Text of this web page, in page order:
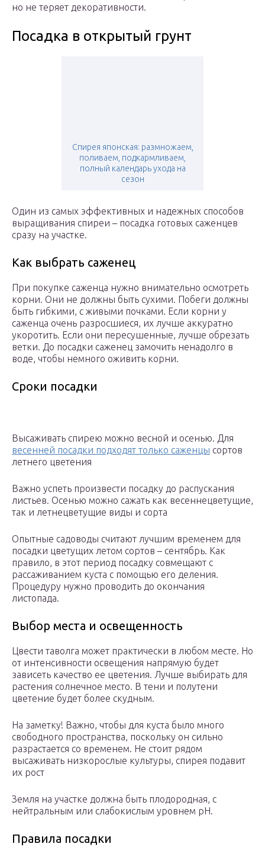
но не теряет декоративности.
Посадка в открытый грунт
Спирея японская: размножаем,
поливаем, подкармливаем,
полный календарь ухода на
сезон
Один из самых эффективных и надежных способов
выращивания спиреи – посадка готовых саженцев
сразу на участке.
Как выбрать саженец
При покупке саженца нужно внимательно осмотреть
корни. Они не должны быть сухими. Побеги должны
быть гибкими, с живыми почками. Если корни у
саженца очень разросшиеся, их лучше аккуратно
укоротить. Если они пересушенные, лучше обрезать
ветки. До посадки саженец замочить ненадолго в
воде, чтобы немного оживить корни.
Сроки посадки
Высаживать спирею можно весной и осенью. Для
весенней посадки подходят только саженцы сортов
летнего цветения
Важно успеть произвести посадку до распускания
листьев. Осенью можно сажать как весеннецветущие,
так и летнецветущие виды и сорта
Опытные садоводы считают лучшим временем для
посадки цветущих летом сортов – сентябрь. Как
правило, в этот период посадку совмещают с
рассаживанием куста с помощью его деления.
Процедуру нужно проводить до окончания
листопада.
Выбор места и освещенность
Цвести таволга может практически в любом месте. Но
от интенсивности освещения напрямую будет
зависеть качество ее цветения. Лучше выбирать для
растения солнечное место. В тени и полутени
цветение будет более скудным.
На заметку! Важно, чтобы для куста было много
свободного пространства, поскольку он сильно
разрастается со временем. Не стоит рядом
высаживать низкорослые культуры, спирея подавит
их рост
Земля на участке должна быть плодородная, с
нейтральным или слабокислым уровнем рН.
Правила посадки